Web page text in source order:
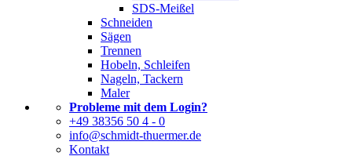
SDS-Meißel
Schneiden
Sägen
Trennen
Hobeln, Schleifen
Nageln, Tackern
Maler
Probleme mit dem Login?
+49 38356 50 4 - 0
info@schmidt-thuermer.de
Kontakt